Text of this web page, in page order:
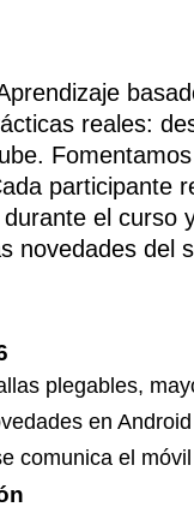
reales:
participante
el curso
novedades del
plegables,
en
comunica el